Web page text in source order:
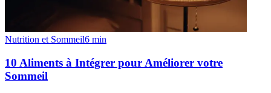
Nutrition et Sommeil6 min
10 Aliments à Intégrer pour Améliorer votre
Sommeil